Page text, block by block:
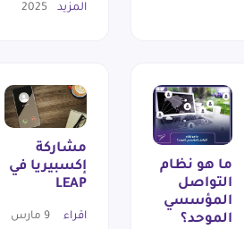
المزيد
2025
ما هو نظام
التواصل
المؤسسي
الموحد؟
مشاركة
إكسبيريا في
LEAP
اقراء
9 مارس